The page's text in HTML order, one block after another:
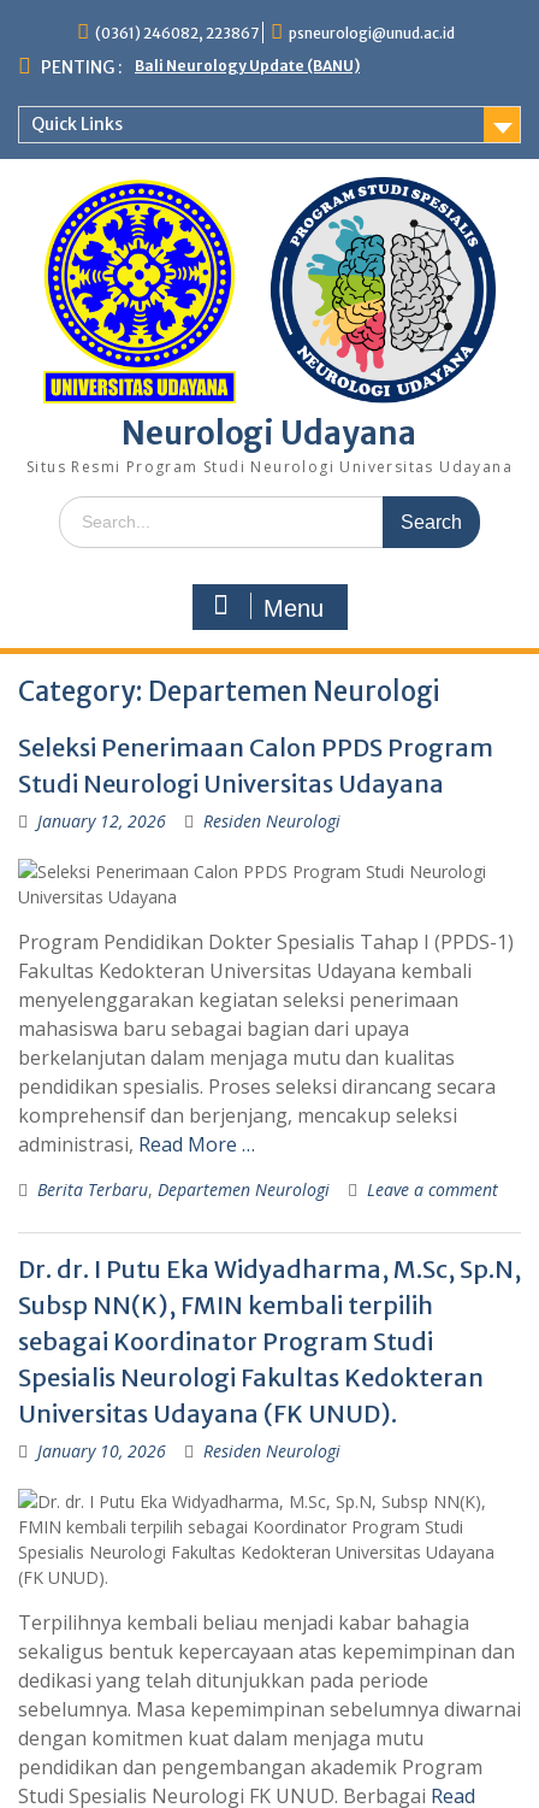
content
(0361) 246082, 223867 psneurologi@unud.ac.id
PENTING : Bali Neurology Update (BANU)
Quick Links
Neurologi Udayana
Situs Resmi Program Studi Neurologi Universitas Udayana
Search
for:
Menu
Category: Departemen Neurologi
Seleksi Penerimaan Calon PPDS Program
Studi Neurologi Universitas Udayana
January 12, 2026 Residen Neurologi
Program Pendidikan Dokter Spesialis Tahap I (PPDS-1)
Fakultas Kedokteran Universitas Udayana kembali
menyelenggarakan kegiatan seleksi penerimaan
mahasiswa baru sebagai bagian dari upaya
berkelanjutan dalam menjaga mutu dan kualitas
pendidikan spesialis. Proses seleksi dirancang secara
komprehensif dan berjenjang, mencakup seleksi
administrasi, Read More …
Berita Terbaru, Departemen Neurologi Leave a comment
Dr. dr. I Putu Eka Widyadharma, M.Sc, Sp.N,
Subsp NN(K), FMIN kembali terpilih
sebagai Koordinator Program Studi
Spesialis Neurologi Fakultas Kedokteran
Universitas Udayana (FK UNUD).
January 10, 2026 Residen Neurologi
Terpilihnya kembali beliau menjadi kabar bahagia
sekaligus bentuk kepercayaan atas kepemimpinan dan
dedikasi yang telah ditunjukkan pada periode
sebelumnya. Masa kepemimpinan sebelumnya diwarnai
dengan komitmen kuat dalam menjaga mutu
pendidikan dan pengembangan akademik Program
Studi Spesialis Neurologi FK UNUD. Berbagai Read